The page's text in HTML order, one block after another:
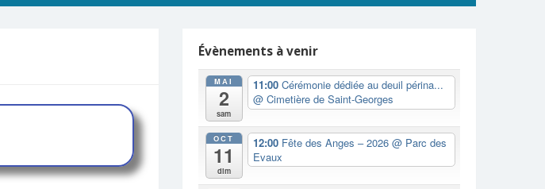
Évènements à venir
MAI
2
sam
11:00 Cérémonie dédiée au deuil périna...
@ Cimetière de Saint-Georges
OCT
11
dim
12:00 Fête des Anges – 2026 @ Parc des
Evaux